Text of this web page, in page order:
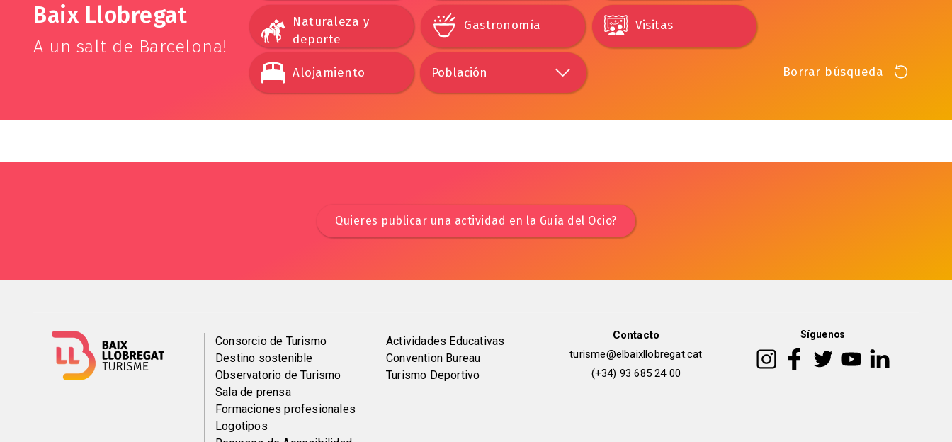
Baix Llobregat
A un salt de Barcelona!
Naturaleza y
deporte
Gastronomía Visitas
Alojamiento Borrar búsqueda
Quieres publicar una actividad en la Guía del Ocio?
Menú
del
pie
Consorcio de Turismo
Destino sostenible
Observatorio de Turismo
Sala de prensa
Formaciones profesionales
Logotipos
Peu
de
Actividades Educativas
Convention Bureau
Turismo Deportivo
Contacto
turisme@elbaixllobregat.cat
(+34) 93 685 24 00
Síguenos